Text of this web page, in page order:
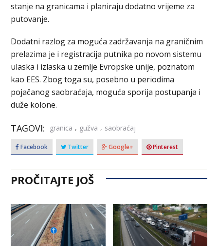
stanje na granicama i planiraju dodatno vrijeme za
putovanje.
Dodatni razlog za moguća zadržavanja na graničnim
prelazima je i registracija putnika po novom sistemu
ulaska i izlaska u zemlje Evropske unije, poznatom
kao EES. Zbog toga su, posebno u periodima
pojačanog saobraćaja, moguća sporija postupanja i
duže kolone.
TAGOVI: granica , gužva , saobraćaj
Facebook Twitter Google+ Pinterest
PROČITAJTE JOŠ